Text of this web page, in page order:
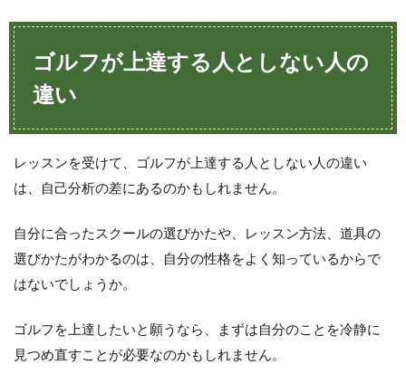
ゴルフが上達する人としない人の
違い
レッスンを受けて、ゴルフが上達する人としない人の違い
は、自己分析の差にあるのかもしれません。
自分に合ったスクールの選びかたや、レッスン方法、道具の
選びかたがわかるのは、自分の性格をよく知っているからで
はないでしょうか。
ゴルフを上達したいと願うなら、まずは自分のことを冷静に
見つめ直すことが必要なのかもしれません。